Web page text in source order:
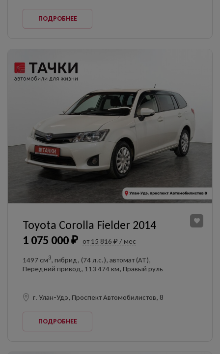
ПОДРОБНЕЕ
1 075 000 ₽ от 15 816 ₽ / мес
Toyota Corolla Fielder 2014
1497 см3, гибрид, (74 л.с.), автомат (AT),
Передний привод, 113 474 км, Правый руль
г. Улан-Удэ, Проспект Автомобилистов, 8
ПОДРОБНЕЕ